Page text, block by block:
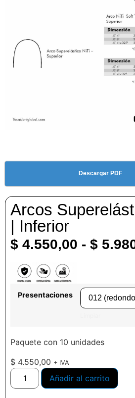
Descargar PDF
Arcos
| Inferior
$ 4.550,00 - $
Presentaciones
Paquete con 10 unidades
$ 4.550,00 + IVA
Añadir al carrito